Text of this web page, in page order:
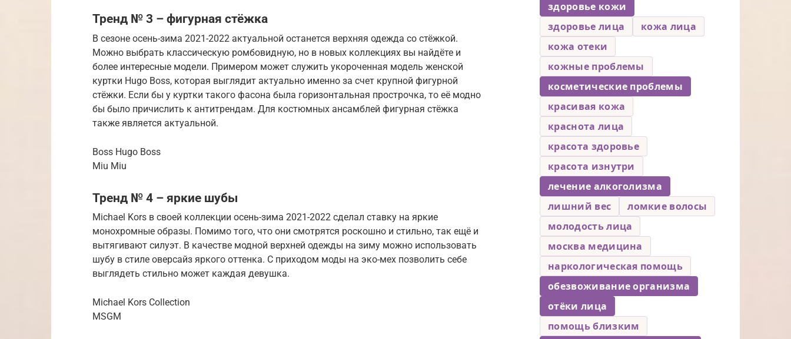
Тренд № 3 – фигурная стёжка
В сезоне осень-зима 2021-2022 актуальной останется верхняя одежда со стёжкой.
Можно выбрать классическую ромбовидную, но в новых коллекциях вы найдёте и
более интересные модели. Примером может служить укороченная модель женской
куртки Hugo Boss, которая выглядит актуально именно за счет крупной фигурной
стёжки. Если бы у куртки такого фасона была горизонтальная прострочка, то её модно
бы было причислить к антитрендам. Для костюмных ансамблей фигурная стёжка
также является актуальной.
Boss Hugo Boss
Miu Miu
Тренд № 4 – яркие шубы
Michael Kors в своей коллекции осень-зима 2021-2022 сделал ставку на яркие
монохромные образы. Помимо того, что они смотрятся роскошно и стильно, так ещё и
вытягивают силуэт. В качестве модной верхней одежды на зиму можно использовать
шубу в стиле оверсайз яркого оттенка. С приходом моды на эко-мех позволить себе
выглядеть стильно может каждая девушка.
Michael Kors Collection
MSGM
здоровье кожи
здоровье лица
кожа лица
кожа отеки
кожные проблемы
косметические проблемы
красивая кожа
краснота лица
красота здоровье
красота изнутри
лечение алкоголизма
лишний вес
ломкие волосы
молодость лица
москва медицина
наркологическая помощь
обезвоживание организма
отёки лица
помощь близким